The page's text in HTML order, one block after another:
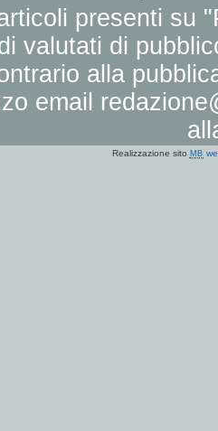
presenti su
valutati di
alla
email
Realizzazione sito MB